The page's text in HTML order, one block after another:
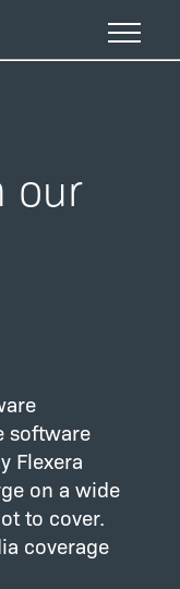
our
software
Flexera
on a wide
to cover.
coverage